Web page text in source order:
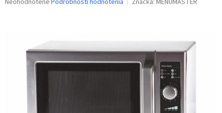
hviezdičiek.
Neohodnotené Podrobnosti hodnotenia Značka: MENUMASTER